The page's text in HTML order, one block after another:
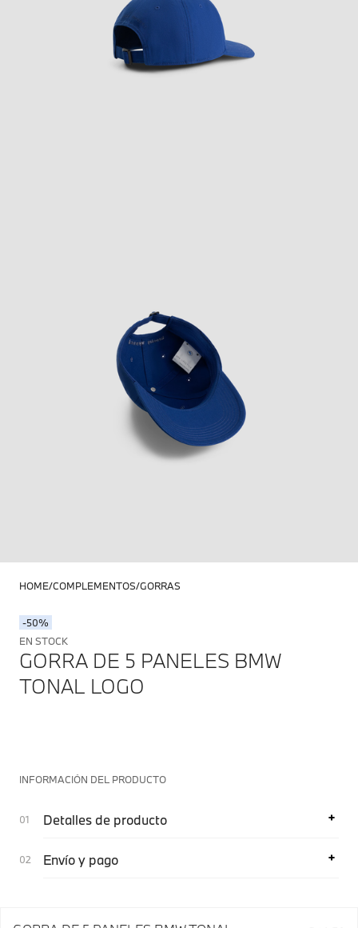
HOME COMPLEMENTOS GORRAS
-50%
EN STOCK
GORRA DE 5 PANELES BMW
TONAL LOGO
INFORMACIÓN DEL PRODUCTO
Detalles de producto
Envío y pago